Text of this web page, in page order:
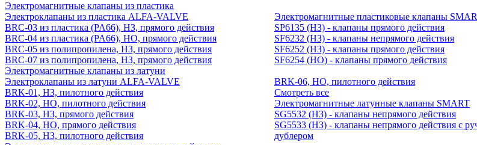
Электромагнитные клапаны из пластика
Электроклапаны из пластика ALFA-VALVE
BRC-03 из пластика (PA66), НЗ, прямого действия
BRC-04 из пластика (PA66), НО, прямого действия
BRC-05 из полипропилена, НЗ, прямого действия
BRC-07 из полипропилена, НЗ, прямого действия
Электромагнитные пластиковые клапаны
SP6135 (НЗ) - клапаны прямого действия
SF6232 (НЗ) - клапаны непрямого действия
SF6252 (НЗ) - клапаны прямого действия
SF6254 (НО) - клапаны прямого действия
Электромагнитные клапаны из латуни
Электроклапаны из латуни ALFA-VALVE
BRK-01, НЗ, пилотного действия
BRK-02, НО, пилотного действия
BRK-03, НЗ, прямого действия
BRK-04, НО, прямого действия
BRK-05, НЗ, пилотного действия
BRK-06, НО, пилотного действия
Смотреть все
Электромагнитные латунные клапаны SMART
SG5532 (НЗ) - клапаны непрямого действия
SG5533 (НЗ) - клапаны непрямого действия с
дублером